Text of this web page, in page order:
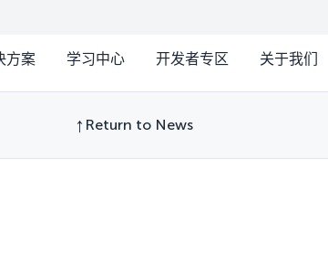
方案 学习中心 开发者专区 关于我们
Return to News